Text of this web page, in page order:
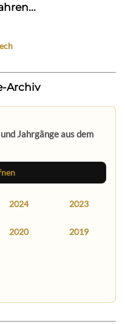
Archiv
Jahrgänge aus dem
2024 2023
2020 2019